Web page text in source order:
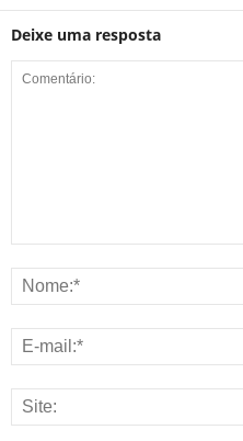
Deixe uma resposta